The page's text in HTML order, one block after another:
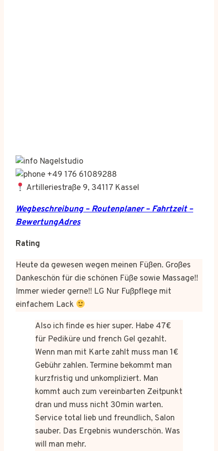
Nagelstudio
+49 176 61089288
Artilleriestraße 9, 34117 Kassel
Wegbeschreibung – Routenplaner – Fahrtzeit –
BewertungAdres
Rating
Heute da gewesen wegen meinen Füßen. Großes
Dankeschön für die schönen Füße sowie Massage!!
Immer wieder gerne!! LG Nur Fußpflege mit
einfachem Lack
Also ich finde es hier super. Habe 47€
für Pediküre und french Gel gezahlt.
Wenn man mit Karte zahlt muss man 1€
Gebühr zahlen. Termine bekommt man
kurzfristig und unkompliziert. Man
kommt auch zum vereinbarten Zeitpunkt
dran und muss nicht 30min warten.
Service total lieb und freundlich, Salon
sauber. Das Ergebnis wunderschön. Was
will man mehr.